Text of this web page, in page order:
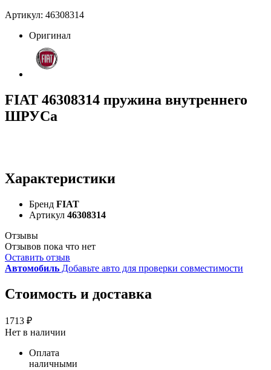
Артикул: 46308314
Оригинал
FIAT 46308314 пружина внутреннего
ШРУСа
Характеристики
Бренд FIAT
Артикул 46308314
Отзывы
Отзывов пока что нет
Оставить отзыв
Автомобиль Добавьте авто для проверки совместимости
Стоимость и доставка
1713 ₽
Нет в наличии
Оплата
наличными